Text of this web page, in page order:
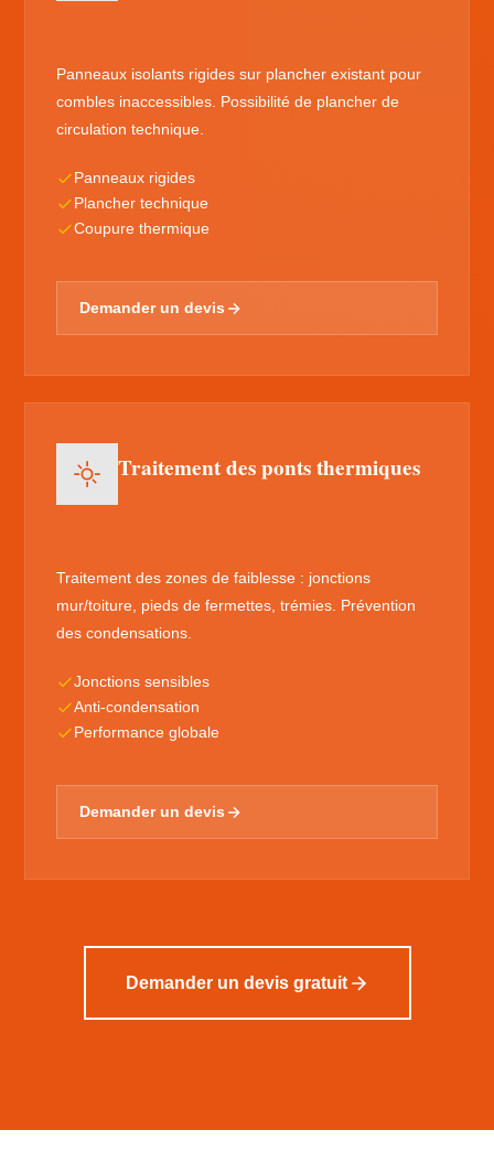
Panneaux isolants rigides sur plancher existant pour
combles inaccessibles. Possibilité de plancher de
circulation technique.
Panneaux rigides
Plancher technique
Coupure thermique
Demander un devis
Traitement des ponts thermiques
Traitement des zones de faiblesse : jonctions
mur/toiture, pieds de fermettes, trémies. Prévention
des condensations.
Jonctions sensibles
Anti-condensation
Performance globale
Demander un devis
Demander un devis gratuit